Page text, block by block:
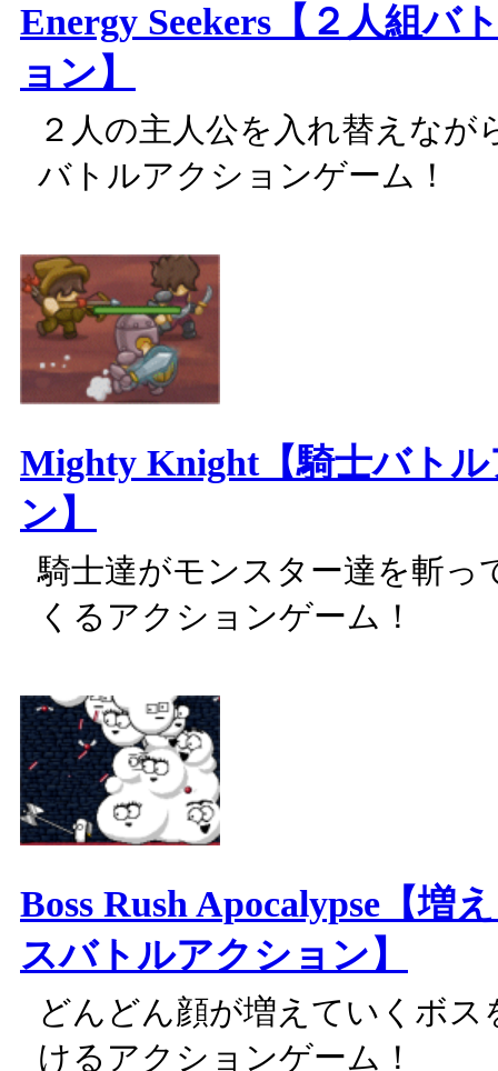
Energy Seekers【２人組バ
ョン】
２人の主人公を入れ替えなが
バトルアクションゲーム！
Mighty Knight【騎士バト
ン】
騎士達がモンスター達を斬っ
くるアクションゲーム！
Boss Rush Apocalypse【増
スバトルアクション】
どんどん顔が増えていくボス
けるアクションゲーム！